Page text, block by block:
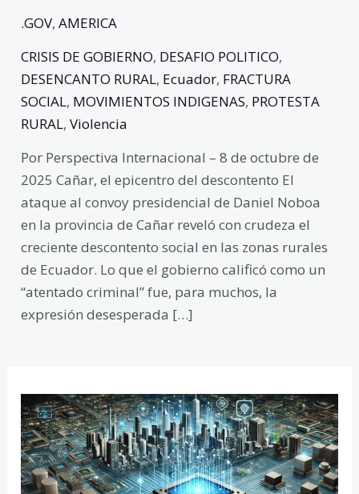
.GOV,AMERICA
CRISIS DE GOBIERNO, DESAFIO POLITICO,
DESENCANTO RURAL, Ecuador, FRACTURA
SOCIAL, MOVIMIENTOS INDIGENAS, PROTESTA
RURAL,Violencia
Por Perspectiva Internacional – 8 de octubre de
2025 Cañar, el epicentro del descontento El
ataque al convoy presidencial de Daniel Noboa
en la provincia de Cañar reveló con crudeza el
creciente descontento social en las zonas rurales
de Ecuador. Lo que el gobierno calificó como un
“atentado criminal” fue, para muchos, la
expresión desesperada […]